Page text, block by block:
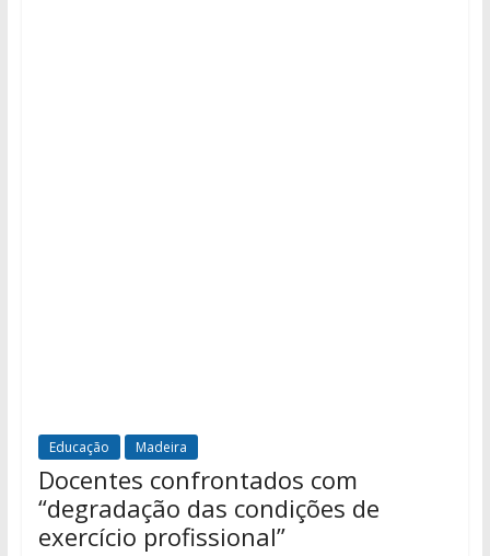
Educação Madeira
Docentes confrontados com
“degradação das condições de
exercício profissional”